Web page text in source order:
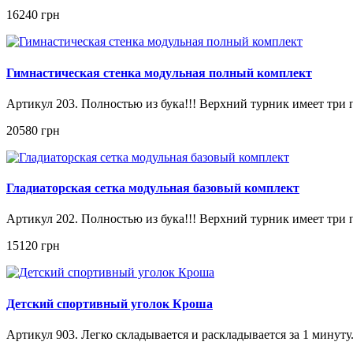
16240 грн
Гимнастическая стенка модульная полный комплект
Артикул 203. Полностью из бука!!! Верхний турник имеет три
20580 грн
Гладиаторская сетка модульная базовый комплект
Артикул 202. Полностью из бука!!! Верхний турник имеет три
15120 грн
Детский спортивный уголок Кроша
Артикул 903. Легко складывается и раскладывается за 1